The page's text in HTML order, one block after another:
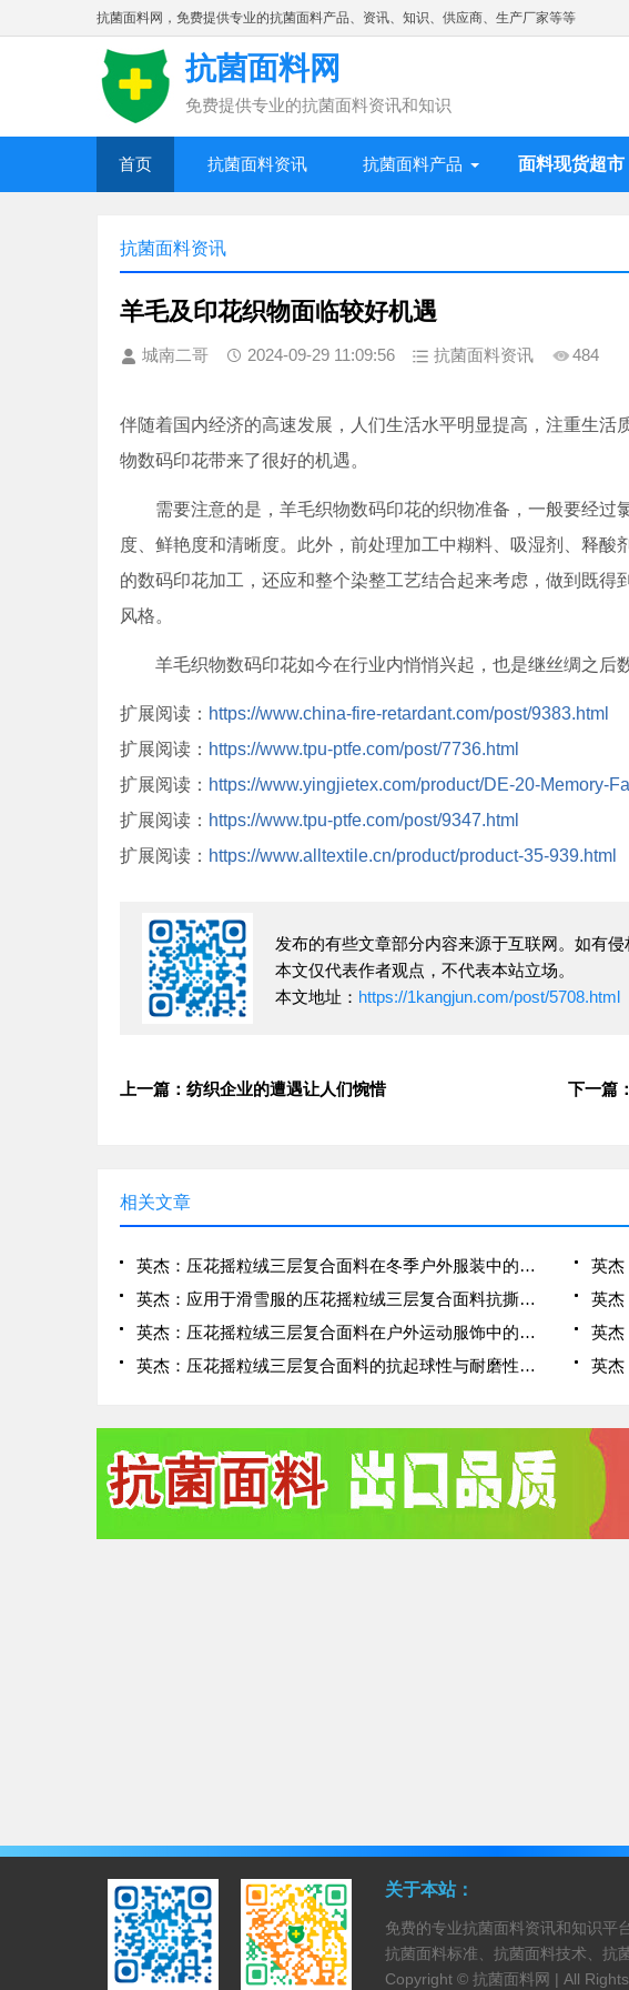
抗菌面料网，免费提供专业的抗菌面料产品、资讯、知识、供应商、生产厂家等等
抗菌面料网
免费提供专业的抗菌面料资讯和知识
首页 抗菌面料资讯 抗菌面料产品 面料现货超市
抗菌面料资讯
羊毛及印花织物面临较好机遇
城南二哥 2024-09-29 11:09:56 抗菌面料资讯 484
伴随着国内经济的高速发展，人们生活水平明显提高，注重生活
物数码印花带来了很好的机遇。
需要注意的是，羊毛织物数码印花的织物准备，一般要经过
度、鲜艳度和清晰度。此外，前处理加工中糊料、吸湿剂、释
的数码印花加工，还应和整个染整工艺结合起来考虑，做到既得
风格。
羊毛织物数码印花如今在行业内悄悄兴起，也是继丝绸之后数
扩展阅读： https://www.china-fire-retardant.com/post/9383.html
扩展阅读： https://www.tpu-ptfe.com/post/7736.html
扩展阅读： https://www.yingjietex.com/product/DE-20-Memory-
扩展阅读： https://www.tpu-ptfe.com/post/9347.html
扩展阅读： https://www.alltextile.cn/product/product-35-939.html
发布的有些文章部分内容来源于互联网。如有侵
本文仅代表作者观点，不代表本站立场。
本文地址： https://1kangjun.com/post/5708.html
上一篇：纺织企业的遭遇让人们惋惜 下一篇
相关文章
英杰：压花摇粒绒三层复合面料在冬季户外服装中的保暖性能优化研究
英杰：应用于滑雪服的压花摇粒绒三层复合面料抗撕裂与耐磨性提升技术
英杰：压花摇粒绒三层复合面料在户外运动服饰中的保暖与透气性能研究
英杰：压花摇粒绒三层复合面料的抗起球性与耐磨性优化技术分析
关于本站：
免费的专业抗菌面料资讯和知识平
抗菌面料标准、抗菌面料技术、抗
Copyright © 抗菌面料网 | All